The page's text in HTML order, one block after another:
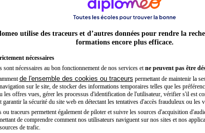
utilise des traceurs et d’autres données pour rendre la
formations encore plus efficace.
nécessaires
sont nécessaires au bon fonctionnement de nos services et ne peuvent pas être
de l'ensemble des cookies ou traceurs permettant de maintenir la
sur le site, de stocker des informations temporaires telles que les
les offres vues, gérer les processus d'identification de l'utilisateur, vérifier s'il est
garantir la sécurité du site web en détectant les tentatives d'accès frauduleux ou les
ou traceurs permettent également de piloter et suivre les sources d'acquisition
de comprendre comment nos utilisateurs naviguent sur nos sites et nos
de trafic.